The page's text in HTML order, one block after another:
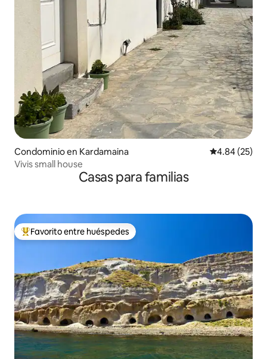
Condominio en Kardamaina Calificación
4.84 (25)
Vivis small house
Casas para familias
De los mejores en Favorito entre huéspedes
Favorito entre huéspedes